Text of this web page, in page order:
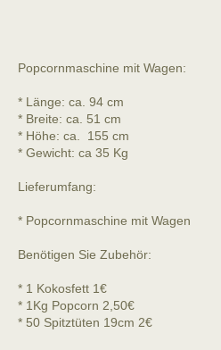
Popcornmaschine mit Wagen:
* Länge: ca. 94 cm
* Breite: ca. 51 cm
* Höhe: ca. 155 cm
* Gewicht: ca 35 Kg
Lieferumfang:
* Popcornmaschine mit Wagen
Benötigen Sie Zubehör:
* 1 Kokosfett 1€
* 1Kg Popcorn 2,50€
* 50 Spitztüten 19cm 2€